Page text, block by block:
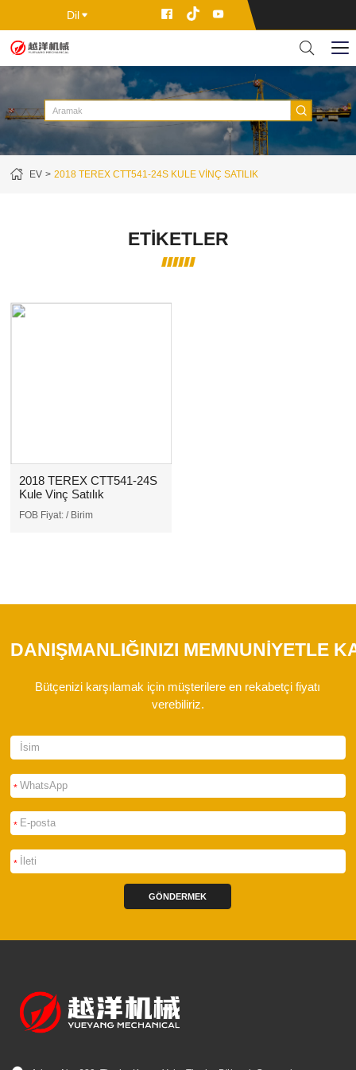
Dil
EV 2018 TEREX CTT541-24S KULE VINÇ SATILIK
ETIKETLER
2018 TEREX CTT541-24S
Kule Vinç Satılık
FOB Fiyat: / Birim
DANIŞMANLIĞINIZI MEMNUNIYETLE
Bütçenizi karşılamak için müşterilere en rekabetçi fiyatı
verebiliriz.
*
*
*
GÖNDERMEK